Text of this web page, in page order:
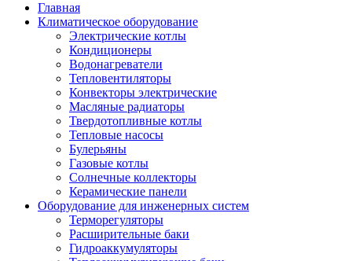
Главная
Климатическое оборудование
Электрические котлы
Кондиционеры
Водонагреватели
Тепловентиляторы
Конвекторы электрические
Масляные радиаторы
Твердотопливные котлы
Тепловые насосы
Булерьяны
Газовые котлы
Солнечные коллекторы
Керамические панели
Оборудование для инженерных систем
Терморегуляторы
Расширительные баки
Гидроаккумуляторы